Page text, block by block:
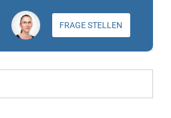
FRAGE STELLEN